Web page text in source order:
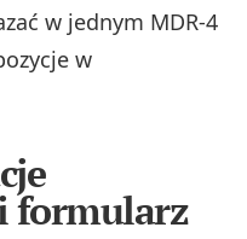
w jednym MDR‑4
w
formularz